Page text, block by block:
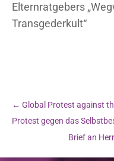
Elternratgebers
Transgederkult“
← Global Protest against
Protest gegen das
Brief an